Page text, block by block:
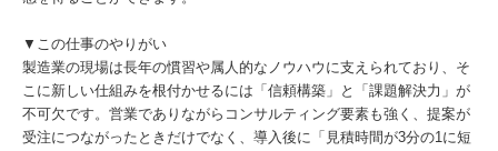
▼この仕事のやりがい
製造業の現場は長年の慣習や属人的なノウハウに支えられており、そ
こに新しい仕組みを根付かせるには「信頼構築」と「課題解決力」が
不可欠です。営業でありながらコンサルティング要素も強く、提案が
受注につながったときだけでなく、導入後に「見積時間が3分の1に短